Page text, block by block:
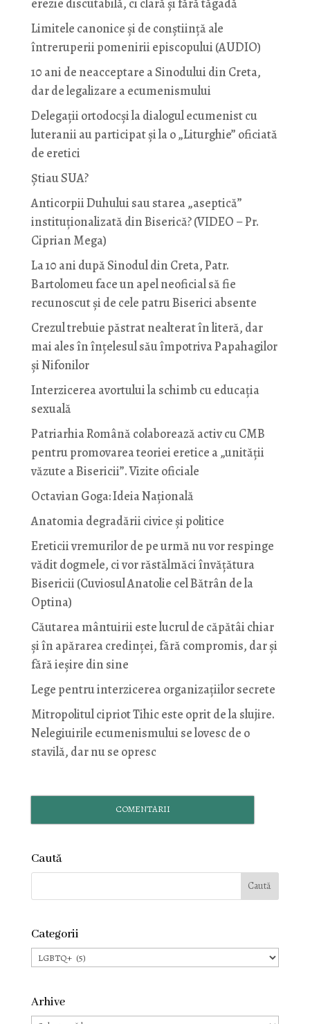
erezie discutabilă, ci clară și fără tăgadă
Limitele canonice și de conștiință ale
întreruperii pomenirii episcopului (AUDIO)
10 ani de neacceptare a Sinodului din Creta,
dar de legalizare a ecumenismului
Delegații ortodocși la dialogul ecumenist cu
luteranii au participat și la o „Liturghie” oficiată
de eretici
Știau SUA?
Anticorpii Duhului sau starea „aseptică”
instituționalizată din Biserică? (VIDEO – Pr.
Ciprian Mega)
La 10 ani după Sinodul din Creta, Patr.
Bartolomeu face un apel neoficial să fie
recunoscut și de cele patru Biserici absente
Crezul trebuie păstrat nealterat în literă, dar
mai ales în înțelesul său împotriva Papahagilor
și Nifonilor
Interzicerea avortului la schimb cu educaţia
sexuală
Patriarhia Română colaborează activ cu CMB
pentru promovarea teoriei eretice a „unității
văzute a Bisericii”. Vizite oficiale
Octavian Goga: Ideia Naţională
Anatomia degradării civice și politice
Ereticii vremurilor de pe urmă nu vor respinge
vădit dogmele, ci vor răstălmăci învățătura
Bisericii (Cuviosul Anatolie cel Bătrân de la
Optina)
Căutarea mântuirii este lucrul de căpătâi chiar
și în apărarea credinței, fără compromis, dar și
fără ieșire din sine
Lege pentru interzicerea organizaţiilor secrete
Mitropolitul cipriot Tihic este oprit de la slujire.
Nelegiuirile ecumenismului se lovesc de o
stavilă, dar nu se opresc
COMENTARII
Caută
Categorii
Categorii
Arhive